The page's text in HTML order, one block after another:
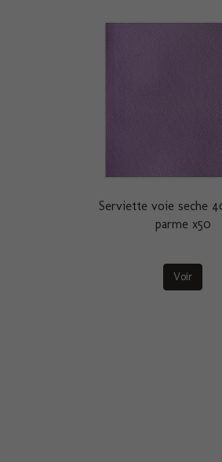
Serviette voie seche
parme x50
Voir